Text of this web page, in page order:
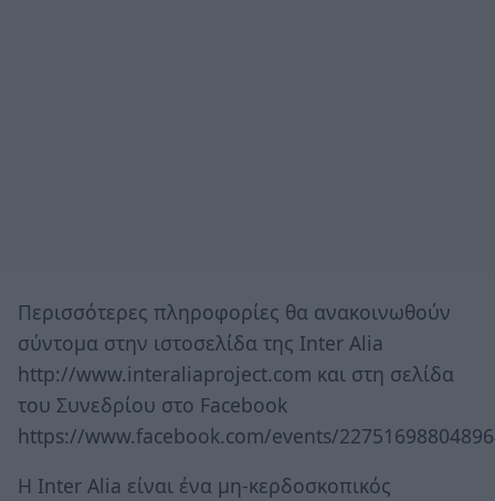
Περισσότερες πληροφορίες θα ανακοινωθούν
σύντομα στην ιστοσελίδα της Inter Alia
http://www.interaliaproject.com και στη σελίδα
του Συνεδρίου στο Facebook
https://www.facebook.com/events/
Η Inter Alia είναι ένα μη-κερδοσκοπικός